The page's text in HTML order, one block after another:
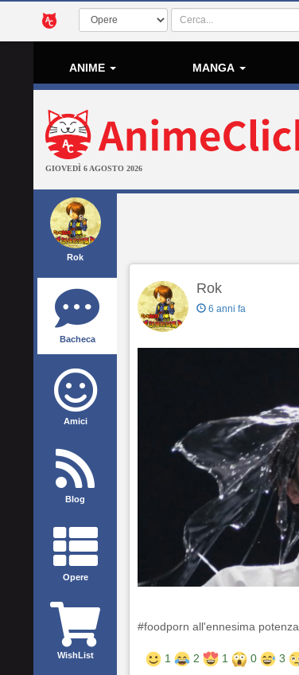
ANIME MANGA
GIOVEDÌ 6 AGOSTO 2026
Rok
Bacheca
Amici
Blog
Opere
WishList
Rok
6 anni fa
#foodporn all'ennesima potenza
1 2 1 0 3